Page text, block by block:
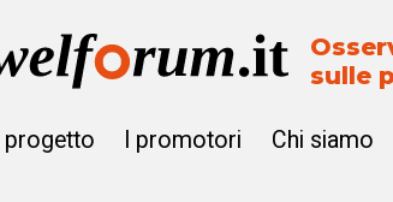
sulle
Il progetto I promotori Chi siamo